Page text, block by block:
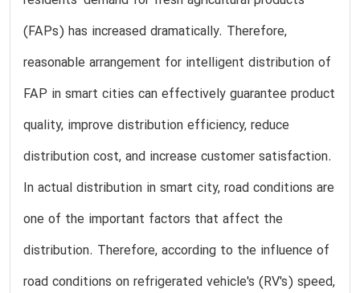
(FAPs) has increased dramatically. Therefore,
reasonable arrangement for intelligent distribution of
FAP in smart cities can effectively guarantee product
quality, improve distribution efficiency, reduce
distribution cost, and increase customer satisfaction.
In actual distribution in smart city, road conditions are
one of the important factors that affect the
distribution. Therefore, according to the influence of
road conditions on refrigerated vehicle's (RV's) speed,